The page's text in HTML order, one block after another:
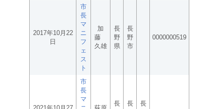
2017年10月22
日
市
長
マ
ニ
フ
ェ
ス
ト
加
藤
久雄
長
野
県
長
野
市
0000000519
市
長
マ
長
長
長